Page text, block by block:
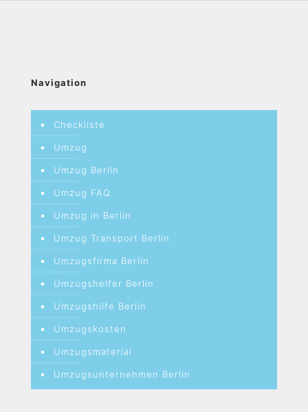
Navigation
Checkliste
Umzug
Umzug Berlin
Umzug FAQ
Umzug in Berlin
Umzug Transport Berlin
Umzugsfirma Berlin
Umzugshelfer Berlin
Umzugshilfe Berlin
Umzugskosten
Umzugsmaterial
Umzugsunternehmen Berlin